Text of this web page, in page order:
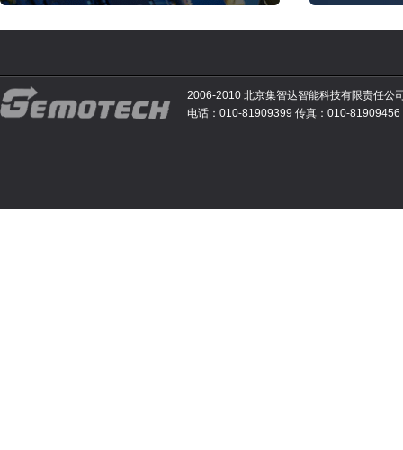
2006-2010 北京集智达智能科技有限责任公
电话：010-81909399 传真：010-